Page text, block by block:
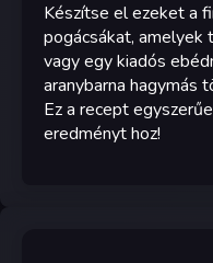
Készítse el ezeket a
pogácsákat, amelyek
vagy egy kiadós
aranybarna
Ez a recept
eredményt hoz!